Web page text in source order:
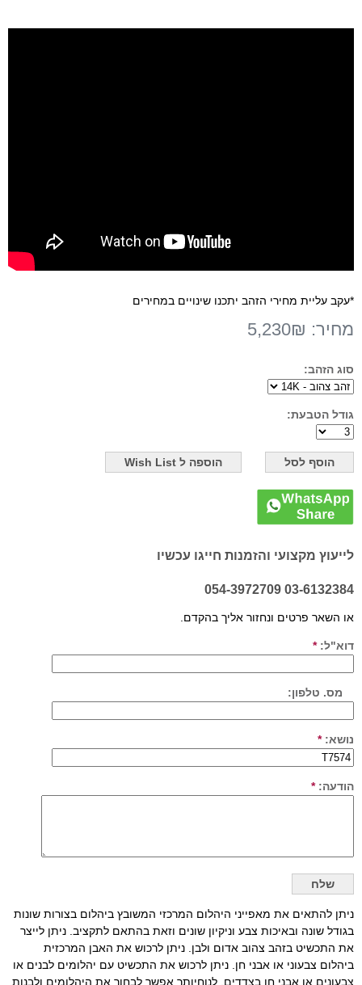
*עקב עליית מחירי הזהב יתכנו שינויים במחירים
מחיר: 5,230₪
סוג הזהב:
גודל הטבעת:
לייעוץ מקצועי והזמנות חייגו עכשיו
03-6132384 054-3972709
או השאר פרטים ונחזור אליך בהקדם.
דוא"ל:*
מס. טלפון:
נושא:*
הודעה:*
ניתן להתאים את מאפייני היהלום המרכזי המשובץ ביהלום בצורות שונות
בגודל שונה ובאיכות צבע וניקיון שונים וזאת בהתאם לתקציב. ניתן לייצר
את התכשיט בזהב צהוב אדום ולבן. ניתן לרכוש את האבן המרכזית
ביהלום צבעוני או אבני חן. ניתן לרכוש את התכשיט עם יהלומים לבנים או
צבעונים או אבני חן בצדדים. לנוחיותך אפשר לבחור את היהלומים ולבנות